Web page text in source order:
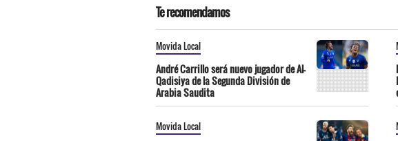
Te recomendamos
Movida Local
André Carrillo será nuevo jugador de Al-
Qadisiya de la Segunda División de
Arabia Saudita
Movida Local